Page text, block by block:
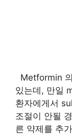
Metformin
있는데, 만일
환자에게서
조절이 안될
른 약제를 추